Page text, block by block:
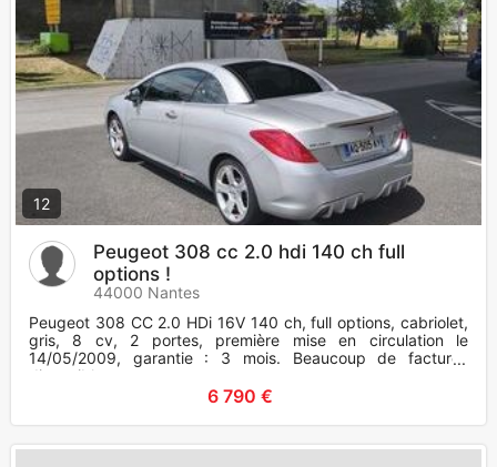
12
Peugeot 308 cc 2.0 hdi 140 ch full
options !
44000 Nantes
Peugeot 308 CC 2.0 HDi 16V 140 ch, full options, cabriolet,
gris, 8 cv, 2 portes, première mise en circulation le
14/05/2009, garantie : 3 mois. Beaucoup de factures
disponible :
6 790 €